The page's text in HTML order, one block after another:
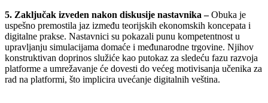
5. Zaključak izveden nakon diskusije nastavnika –Obuka je
uspešno premostila jaz između teorijskih ekonomskih koncepata i
digitalne prakse. Nastavnici su pokazali punu kompetentnost u
upravljanju simulacijama domaće i međunarodne trgovine. Njihov
konstruktivan doprinos služiće kao putokaz za sledeću fazu razvoja
platforme a umrežavanje će dovesti do većeg motivisanja učenika za
rad na platformi, što implicira uvećanje digitalnih veština.